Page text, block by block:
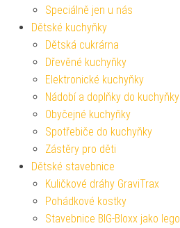
Speciálně jen u nás
Dětské kuchyňky
Dětská cukrárna
Dřevěné kuchyňky
Elektronické kuchyňky
Nádobí a doplňky do kuchyňky
Obyčejné kuchyňky
Spotřebiče do kuchyňky
Zástěry pro děti
Dětské stavebnice
Kuličkové dráhy GraviTrax
Pohádkové kostky
Stavebnice BIG-Bloxx jako lego